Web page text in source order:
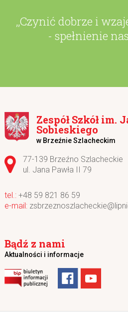
,,Czynić dobrze i
- spełnienie
Zespół Szkół im.
Sobieskiego
w Brzeźnie Szlacheckim
Adres pocztowy:
77-139 Brzeźno Szlacheckie
ul. Jana Pawła II 79
+48 59 821 86 59
Bądź z nami
Aktualności i informacje